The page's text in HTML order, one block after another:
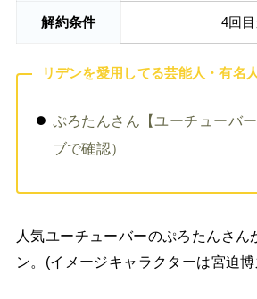
解約条件 4回
リデンを愛用してる芸能人・有名人
ぷろたんさん【ユーチューバ
ブで確認）
人気ユーチューバーのぷろたんさん
ン。(イメージキャラクターは宮迫